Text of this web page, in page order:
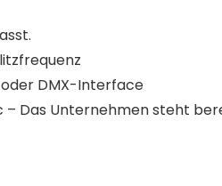
DMX-Interface
Das Unternehmen steht